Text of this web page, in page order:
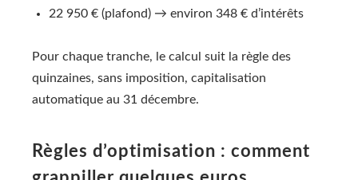
22 950 € (plafond) → environ 348 € d’intérêts
Pour chaque tranche, le calcul suit la règle des
quinzaines, sans imposition, capitalisation
automatique au 31 décembre.
Règles d’optimisation : comment